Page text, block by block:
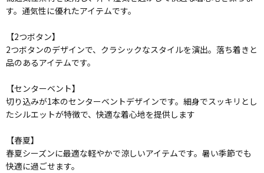
す。通気性に優れたアイテムです。
【2つボタン】
2つボタンのデザインで、クラシックなスタイルを演出。落ち着きと
品のあるアイテムです。
【センターベント】
切り込みが1本のセンターベントデザインです。細身でスッキリとし
たシルエットが特徴で、快適な着心地を提供します
【春夏】
春夏シーズンに最適な軽やかで涼しいアイテムです。暑い季節でも
快適に過ごせます。